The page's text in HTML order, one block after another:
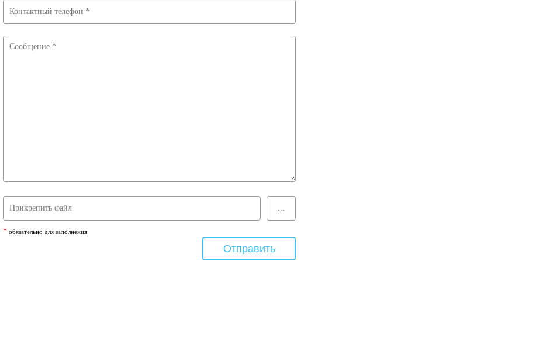
* обязательно для заполнения